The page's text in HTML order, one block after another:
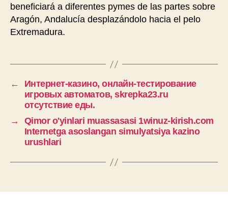
beneficiará a diferentes pymes de las partes sobre
Aragón, Andalucía desplazándolo hacia el pelo
Extremadura.
←
Интернет-казино, онлайн-тестирование
игровых автоматов, skrepka23.ru
отсутствие еды.
→
Qimor o'yinlari muassasasi 1winuz-kirish.com
Internetga asoslangan simulyatsiya kazino
urushlari